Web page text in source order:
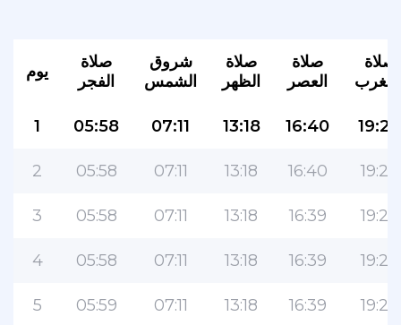
يوم
صلاة
الفجر
شروق
الشمس
صلاة
الظهر
صلاة
العصر
صلاة
1 05:58 07:11 13:18 16:40 19:24
2 05:58 07:11 13:18 16:40 19:23
3 05:58 07:11 13:18 16:39 19:23
4 05:58 07:11 13:18 16:39 19:23
5 05:59 07:11 13:18 16:39 19:23